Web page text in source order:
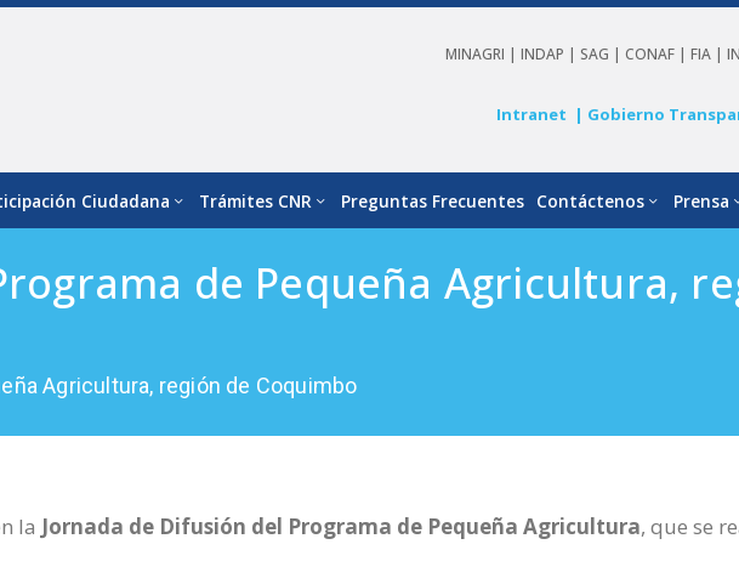
MINAGRI |INDAP | SAG | CONAF |FIA |
Intranet | Gobierno
Ciudadana Trámites CNR Preguntas Frecuentes Contáctenos Prensa
de Pequeña Agricultura,
Agricultura, región de Coquimbo
la Jornada de Difusión del Programa de Pequeña Agricultura, que se